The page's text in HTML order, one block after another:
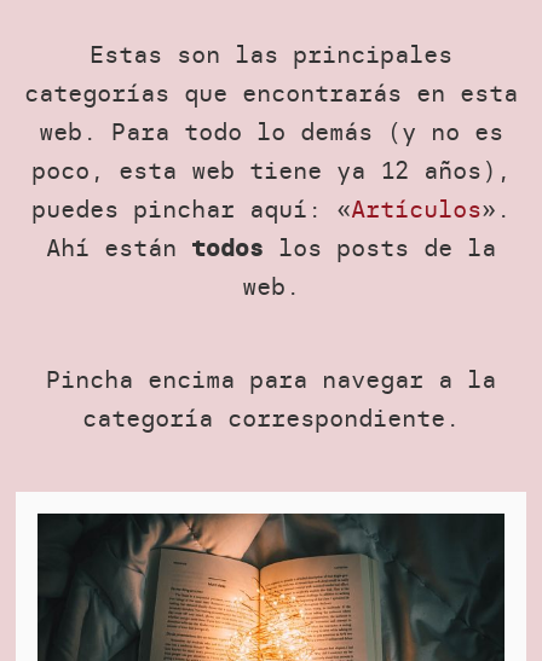
Estas son las principales
categorías que encontrarás en esta
web. Para todo lo demás (y no es
poco, esta web tiene ya 12 años),
puedes pinchar aquí: «Artículos».
Ahí están todos los posts de la
web.
Pincha encima para navegar a la
categoría correspondiente.